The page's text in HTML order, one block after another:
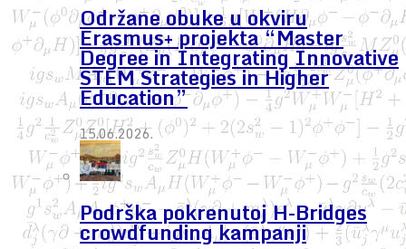
Održane obuke u okviru
Erasmus+ projekta “Master
Degree in Integrating Innovative
STEM Strategies in Higher
Education”
15.06.2026.
Podrška pokrenutoj H-Bridges
crowdfunding kampanji